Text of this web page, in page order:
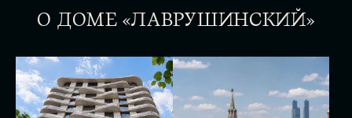
О ДОМЕ «ЛАВРУШИНСКИЙ»